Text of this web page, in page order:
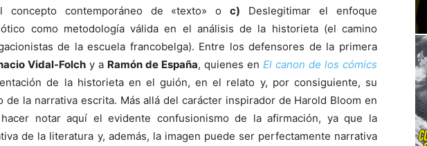
concepto contemporáneo de «texto» oc) Deslegitimar el enfoque
como metodología válida en el análisis de la historieta (el camino
de la escuela francobelga). Entre los defensores de la primera
Vidal-Folch y a Ramón de España, quienes en El canon de los cómics
de la historieta en el guión, en el relato y, por consiguiente, su
de la narrativa escrita. Más allá del carácter inspirador de Harold Bloom en
notar aquí el evidente confusionismo de la afirmación, ya que la
de la literatura y, además, la imagen puede ser perfectamente narrativa